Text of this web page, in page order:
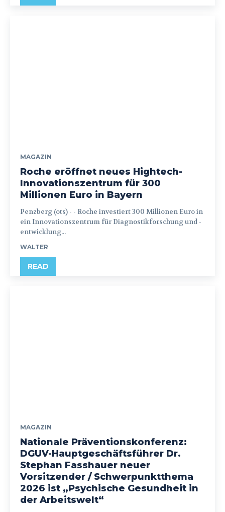
MAGAZIN
Roche eröffnet neues Hightech-
Innovationszentrum für 300
Millionen Euro in Bayern
Penzberg (ots) - - Roche investiert 300 Millionen Euro in
ein Innovationszentrum für Diagnostikforschung und -
entwicklung...
WALTER
READ
MAGAZIN
Nationale Präventionskonferenz:
DGUV-Hauptgeschäftsführer Dr.
Stephan Fasshauer neuer
Vorsitzender / Schwerpunktthema
2026 ist „Psychische Gesundheit in
der Arbeitswelt“